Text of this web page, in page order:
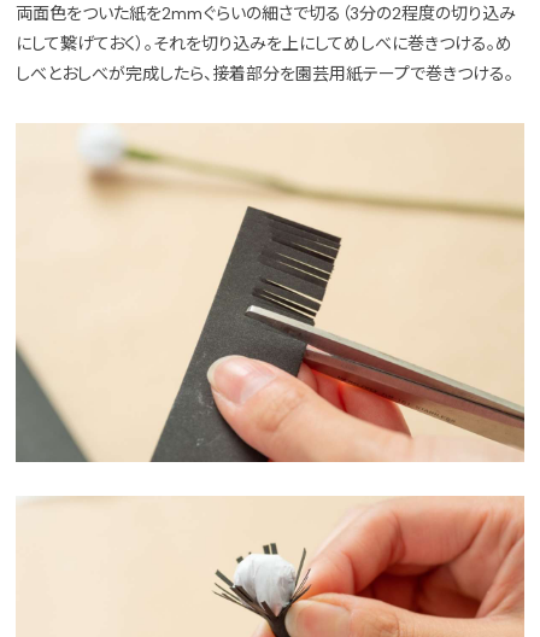
両面色をついた紙を2mmぐらいの細さで切る（3分の2程度の切り込み
にして繋げておく）。それを切り込みを上にしてめしべに巻きつける。め
しべとおしべが完成したら、接着部分を園芸用紙テープで巻きつける。